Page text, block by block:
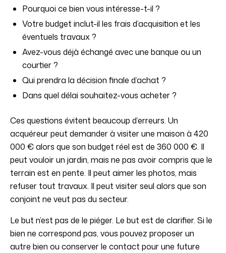
Pourquoi ce bien vous intéresse-t-il ?
Votre budget inclut-il les frais d’acquisition et les
éventuels travaux ?
Avez-vous déjà échangé avec une banque ou un
courtier ?
Qui prendra la décision finale d’achat ?
Dans quel délai souhaitez-vous acheter ?
Ces questions évitent beaucoup d’erreurs. Un
acquéreur peut demander à visiter une maison à 420
000 € alors que son budget réel est de 360 000 €. Il
peut vouloir un jardin, mais ne pas avoir compris que le
terrain est en pente. Il peut aimer les photos, mais
refuser tout travaux. Il peut visiter seul alors que son
conjoint ne veut pas du secteur.
Le but n’est pas de le piéger. Le but est de clarifier. Si le
bien ne correspond pas, vous pouvez proposer un
autre bien ou conserver le contact pour une future